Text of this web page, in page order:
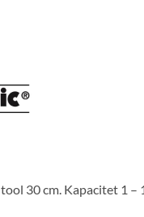
30 cm. Kapacitet 1 –